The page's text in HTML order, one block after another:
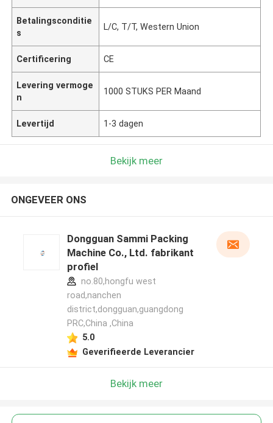
Betalingsconditie
s
L/C, T/T, Western Union
Certificering CE
Levering vermoge
n
1000 STUKS PER Maand
Levertijd 1-3 dagen
Bekijk meer
ONGEVEER ONS
Dongguan Sammi Packing
Machine Co., Ltd. fabrikant
profiel
no.80,hongfu west
road,nanchen
district,dongguan,guangdong
PRC,China ,China
5.0
Geverifieerde Leverancier
Bekijk meer